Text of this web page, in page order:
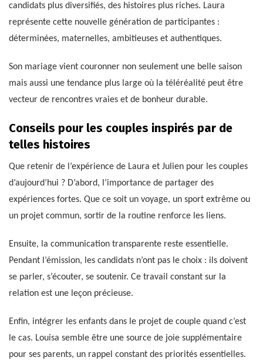
candidats plus diversifiés, des histoires plus riches. Laura
représente cette nouvelle génération de participantes :
déterminées, maternelles, ambitieuses et authentiques.
Son mariage vient couronner non seulement une belle saison
mais aussi une tendance plus large où la téléréalité peut être
vecteur de rencontres vraies et de bonheur durable.
Conseils pour les couples inspirés par de
telles histoires
Que retenir de l’expérience de Laura et Julien pour les couples
d’aujourd’hui ? D’abord, l’importance de partager des
expériences fortes. Que ce soit un voyage, un sport extrême ou
un projet commun, sortir de la routine renforce les liens.
Ensuite, la communication transparente reste essentielle.
Pendant l’émission, les candidats n’ont pas le choix : ils doivent
se parler, s’écouter, se soutenir. Ce travail constant sur la
relation est une leçon précieuse.
Enfin, intégrer les enfants dans le projet de couple quand c’est
le cas. Louisa semble être une source de joie supplémentaire
pour ses parents, un rappel constant des priorités essentielles.